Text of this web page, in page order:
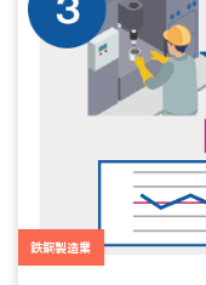
鉄鋼製造業